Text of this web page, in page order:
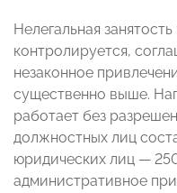
Нелегальная
контролируется,
незаконное
существенно выше.
работает без
должностных лиц
юридических лиц —
административное